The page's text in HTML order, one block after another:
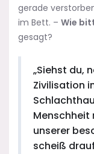
gerade
im Bett. – Wie
gesagt?
„Siehst du,
Zivilisation
Menschheit
unserer
scheiß